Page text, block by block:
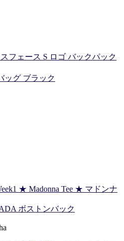
フェース S ロゴ バックパック
ッグ ブラック
★ Madonna Tee ★ マドンナ
ボストンバック